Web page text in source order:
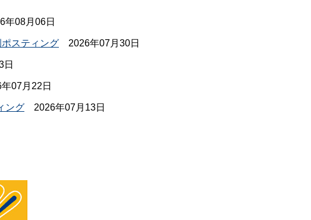
年08月06日
スティング 2026年07月30日
日
07月22日
ング 2026年07月13日